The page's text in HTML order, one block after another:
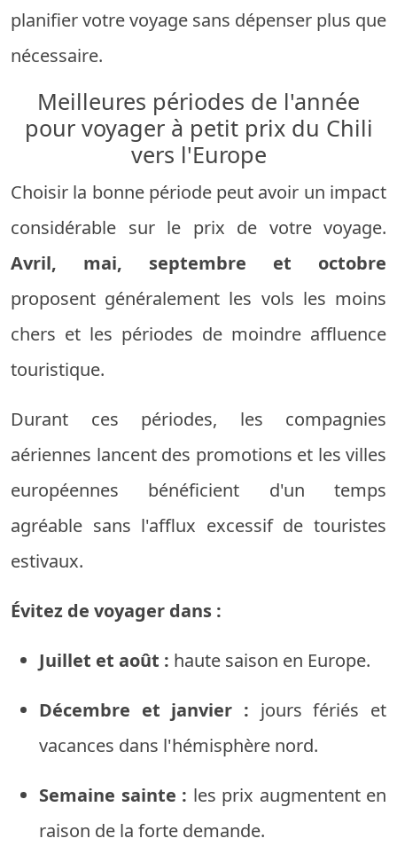
planifier votre voyage sans dépenser plus que
nécessaire.
Meilleures périodes de l'année
pour voyager à petit prix du Chili
vers l'Europe
Choisir la bonne période peut avoir un impact
considérable sur le prix de votre voyage.
Avril, mai, septembre et octobre
proposent généralement les vols les moins
chers et les périodes de moindre affluence
touristique.
Durant ces périodes, les compagnies
aériennes lancent des promotions et les villes
européennes bénéficient d'un temps
agréable sans l'afflux excessif de touristes
estivaux.
Évitez de voyager dans :
Juillet et août : haute saison en Europe.
Décembre et janvier : jours fériés et
vacances dans l'hémisphère nord.
Semaine sainte : les prix augmentent en
raison de la forte demande.